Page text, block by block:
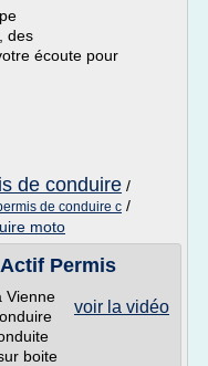
des
écoute pour
de conduire /
de conduire c /
moto
Permis
voir la vidéo
Vienne
boite